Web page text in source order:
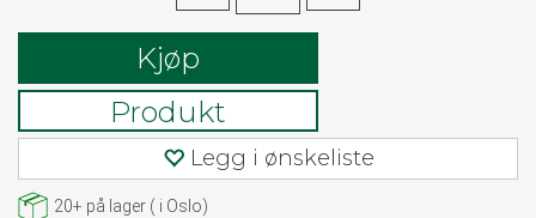
Kjøp
Produkt
Legg i ønskeliste
20+ på lager ( i Oslo)